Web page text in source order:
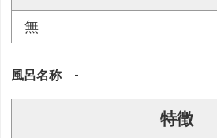
無
風呂名称 -
特徴